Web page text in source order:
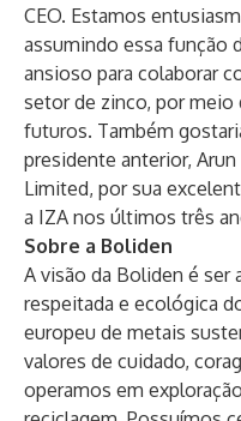
CEO. Estamos
assumindo essa função
ansioso para colaborar
setor de zinco, por meio
futuros. Também
presidente anterior,
Limited, por sua
a IZA nos últimos três
Sobre a Boliden
A visão da Boliden é ser
respeitada e ecológica
europeu de metais
valores de cuidado,
operamos em